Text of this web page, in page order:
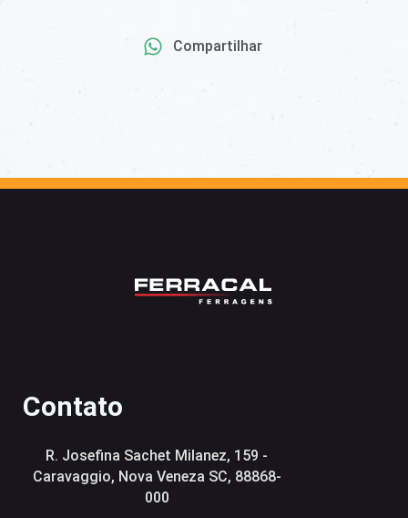
Compartilhar
Contato
R. Josefina Sachet Milanez, 159 -
Caravaggio, Nova Veneza SC, 88868-
000